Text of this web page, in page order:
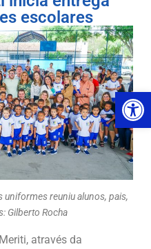
escolares
uniformes reuniu alunos, pais,
Gilberto Rocha
através da